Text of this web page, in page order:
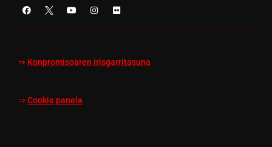
⇒ Konpromisoaren irisgarritasuna
⇒ Cookie panela